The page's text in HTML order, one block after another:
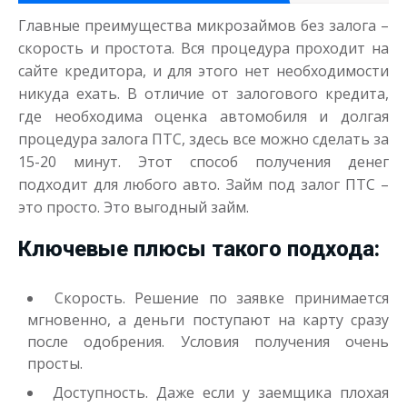
Срок от 1до 21 дня
Получить
Моментальный займ
Сумма до50 000₽
Срок от 1до 21 дня
Получить
Главные преимущества микрозаймов без залога –
скорость и простота. Вся процедура проходит на
сайте кредитора, и для этого нет необходимости
никуда ехать. В отличие от залогового кредита,
где необходима оценка автомобиля и долгая
процедура залога ПТС, здесь все можно сделать за
15-20 минут. Этот способ получения денег
подходит для любого авто. Займ под залог ПТС –
это просто. Это выгодный займ.
Ключевые плюсы такого подхода:
Скорость. Решение по заявке принимается
мгновенно, а деньги поступают на карту сразу
после одобрения. Условия получения очень
просты.
Доступность. Даже если у заемщика плохая